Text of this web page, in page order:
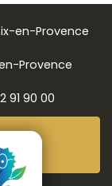
en-Provence
Provence
91 90 00